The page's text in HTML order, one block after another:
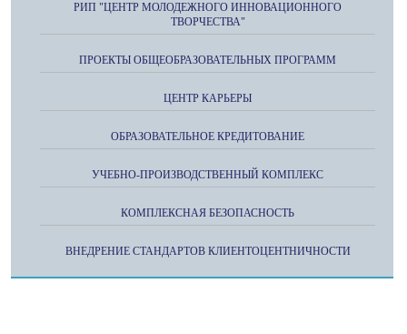
РИП "ЦЕНТР МОЛОДЕЖНОГО ИННОВАЦИОННОГО
ТВОРЧЕСТВА"
ПРОЕКТЫ ОБЩЕОБРАЗОВАТЕЛЬНЫХ ПРОГРАММ
ЦЕНТР КАРЬЕРЫ
ОБРАЗОВАТЕЛЬНОЕ КРЕДИТОВАНИЕ
УЧЕБНО-ПРОИЗВОДСТВЕННЫЙ КОМПЛЕКС
КОМПЛЕКСНАЯ БЕЗОПАСНОСТЬ
ВНЕДРЕНИЕ СТАНДАРТОВ КЛИЕНТОЦЕНТНИЧНОСТИ